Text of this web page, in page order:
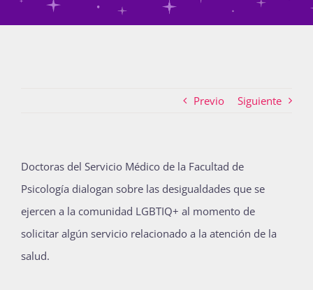
Atención de la violencia de género
La Boletina
Previo Siguiente
Doctoras del Servicio Médico de la Facultad de
Psicología dialogan sobre las desigualdades que se
ejercen a la comunidad LGBTIQ+ al momento de
solicitar algún servicio relacionado a la atención de la
salud.